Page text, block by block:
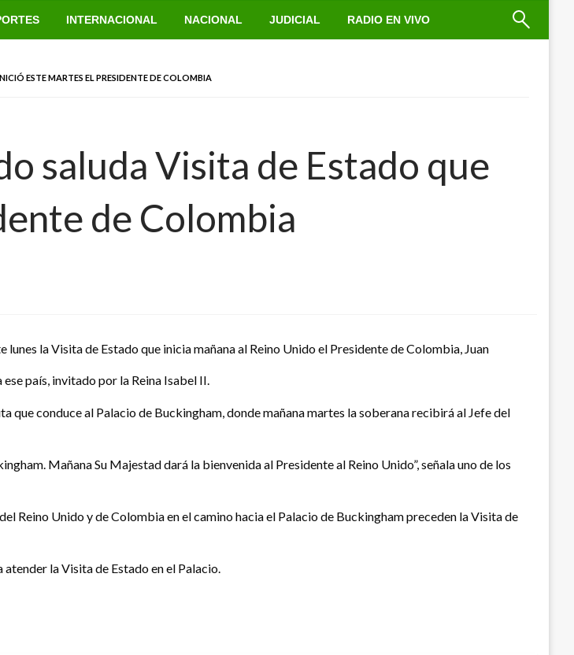
INTERNACIONAL NACIONAL JUDICIAL RADIO EN VIVO
ESTE MARTES EL PRESIDENTE DE COLOMBIA
saluda Visita de Estado que
de Colombia
lunes la Visita de Estado que inicia mañana al Reino Unido el Presidente de Colombia, Juan
país, invitado por la Reina Isabel II.
conduce al Palacio de Buckingham, donde mañana martes la soberana recibirá al Jefe del
Mañana Su Majestad dará la bienvenida al Presidente al Reino Unido”, señala uno de los
Reino Unido y de Colombia en el camino hacia el Palacio de Buckingham preceden la Visita de
la Visita de Estado en el Palacio.